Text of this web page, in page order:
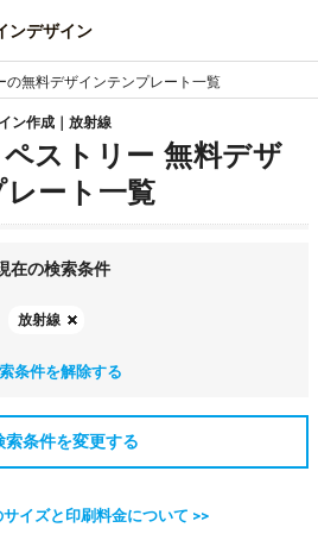
ンデザイン
の無料デザインテンプレート一覧
ン作成｜放射線
ストリー 無料デザ
ート一覧
在の検索条件
放射線
条件を解除する
索条件を変更する
イズと印刷料金について >>